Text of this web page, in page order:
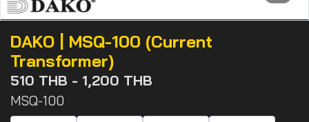
DAKO | MSQ-100 (Current
Transformer)
510 THB - 1,200 THB
MSQ-100